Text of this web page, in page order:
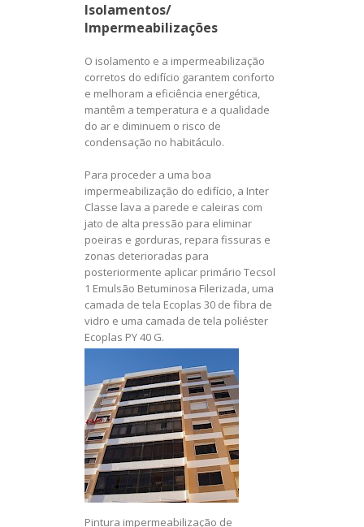
Isolamentos/
Impermeabilizações
O isolamento e a impermeabilização
corretos do edifício garantem conforto
e melhoram a eficiência energética,
mantêm a temperatura e a qualidade
do ar e diminuem o risco de
condensação no habitáculo.
Para proceder a uma boa
impermeabilização do edifício, a Inter
Classe lava a parede e caleiras com
jato de alta pressão para eliminar
poeiras e gorduras, repara fissuras e
zonas deterioradas para
posteriormente aplicar primário Tecsol
1 Emulsão Betuminosa Filerizada, uma
camada de tela Ecoplas 30 de fibra de
vidro e uma camada de tela poliéster
Ecoplas PY 40 G.
Pintura impermeabilização de